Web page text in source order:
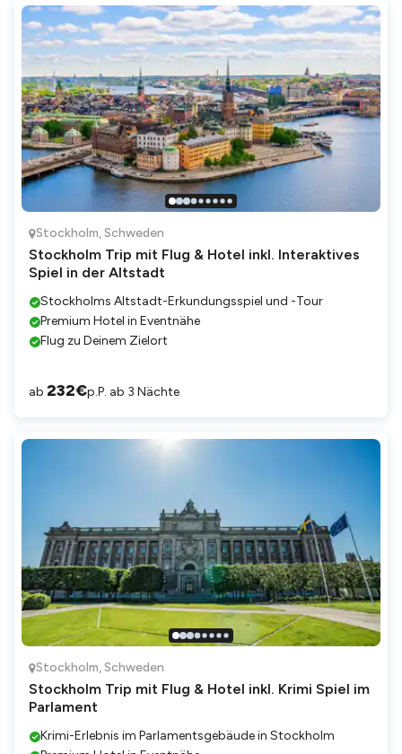
Stockholm,Schweden
Stockholm Trip mit Flug & Hotel inkl. Interaktives
Spiel in der Altstadt
Stockholms Altstadt-Erkundungsspiel und -Tour
Premium Hotel in Eventnähe
Flug zu Deinem Zielort
ab 232€p.P. ab 3 Nächte
Stockholm,Schweden
Stockholm Trip mit Flug & Hotel inkl. Krimi Spiel im
Parlament
Krimi-Erlebnis im Parlamentsgebäude in Stockholm